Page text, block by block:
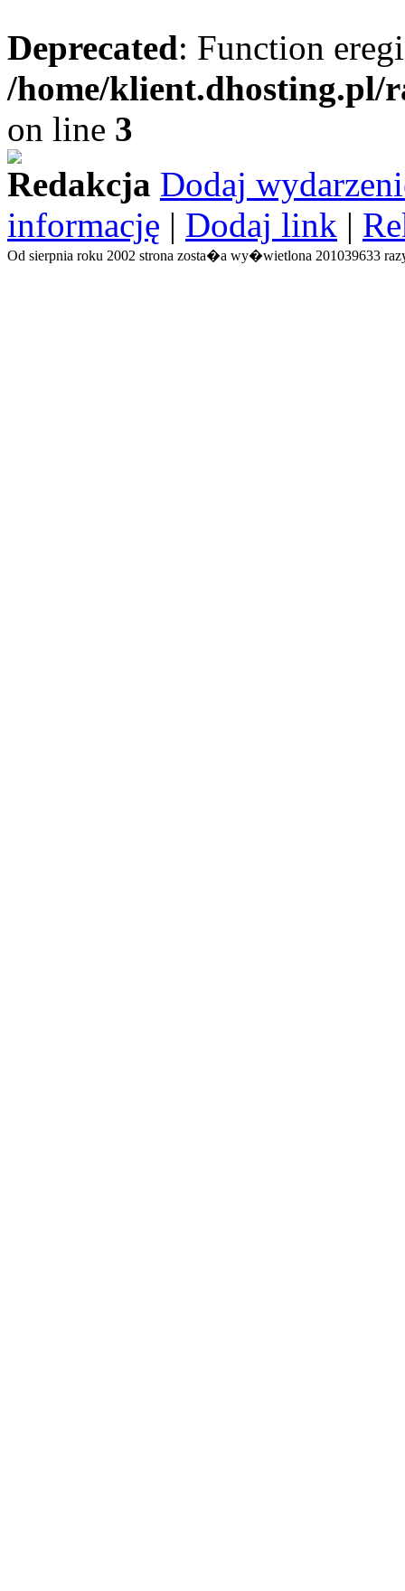
Deprecated: Function
/home/
on line 3
Redakcja Dodaj
informację | Dodaj link |
Od sierpnia roku 2002 strona zosta�a wy�wietlona 201039633